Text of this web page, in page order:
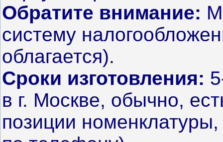
Обратите внимание:
систему
облагается).
Сроки изготовления:
в г. Москве, обычно,
позиции